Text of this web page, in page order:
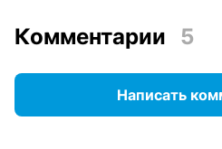
Комментарии 5
Написать